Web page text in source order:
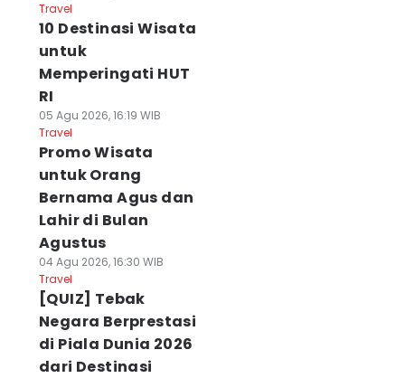
Travel
10 Destinasi Wisata
untuk
Memperingati HUT
RI
05 Agu 2026, 16:19 WIB
Travel
Promo Wisata
untuk Orang
Bernama Agus dan
Lahir di Bulan
Agustus
04 Agu 2026, 16:30 WIB
Travel
[QUIZ] Tebak
Negara Berprestasi
di Piala Dunia 2026
dari Destinasi